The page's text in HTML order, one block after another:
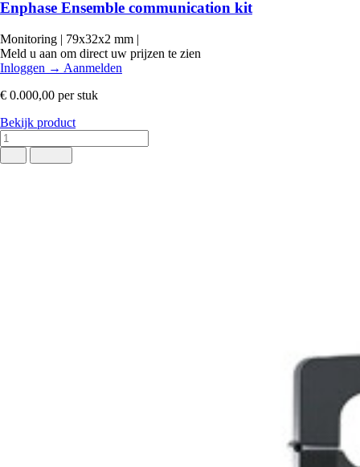
Enphase Ensemble communication kit
Monitoring | 79x32x2 mm |
Meld u aan om direct uw prijzen te zien
Inloggen → Aanmelden
€ 0.000,00 per stuk
Bekijk product